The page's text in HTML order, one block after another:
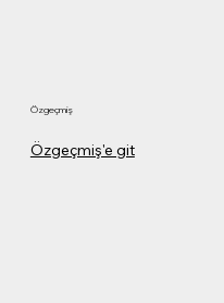
Özgeçmiş
Özgeçmiş'e git